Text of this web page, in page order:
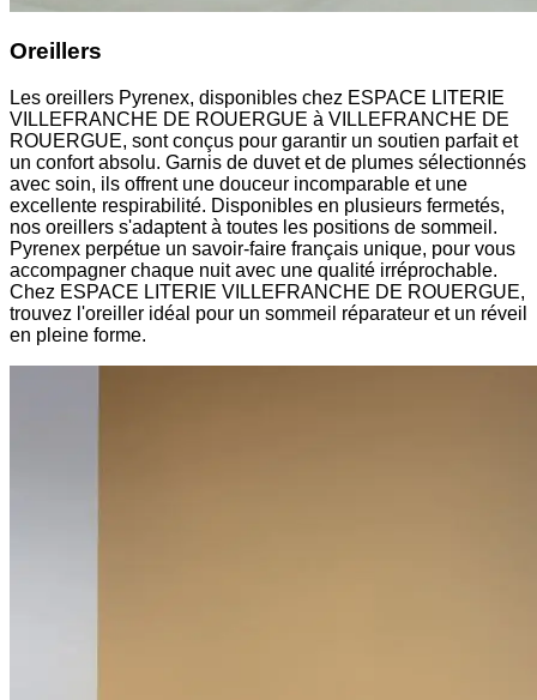
Oreillers
Les oreillers Pyrenex, disponibles chez ESPACE LITERIE
VILLEFRANCHE DE ROUERGUE à VILLEFRANCHE DE
ROUERGUE, sont conçus pour garantir un soutien parfait et
un confort absolu. Garnis de duvet et de plumes sélectionnés
avec soin, ils offrent une douceur incomparable et une
excellente respirabilité. Disponibles en plusieurs fermetés,
nos oreillers s'adaptent à toutes les positions de sommeil.
Pyrenex perpétue un savoir-faire français unique, pour vous
accompagner chaque nuit avec une qualité irréprochable.
Chez ESPACE LITERIE VILLEFRANCHE DE ROUERGUE,
trouvez l'oreiller idéal pour un sommeil réparateur et un réveil
en pleine forme.